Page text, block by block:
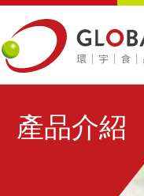
產品介紹